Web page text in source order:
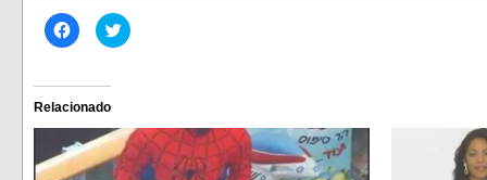
Haz
clic
Facebook
(Se
abre
en
una
ventana
nueva)
Haz
clic
en
una
ventana
nueva)
Relacionado